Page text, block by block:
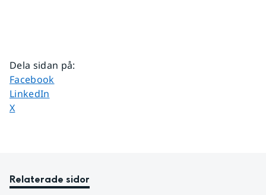
Dela sidan på:
Dela sidan på
Facebook
Dela sidan på
LinkedIn
Dela sidan på
X
Relaterade sidor